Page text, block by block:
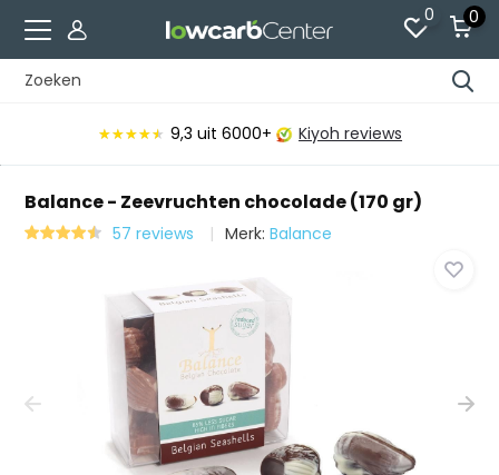
0 0
Voor 15:00 besteld, vandaag verzonden*
Balance - Zeevruchten chocolade (170 gr)
57 reviews Merk:Balance